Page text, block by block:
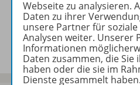
Informationen
Webseite zu analysieren.
Daten zu ihrer
unsere Partner für
Analysen weiter. Unserer
Informationen
Daten zusammen, die
haben oder die sie im
Dienste gesammelt